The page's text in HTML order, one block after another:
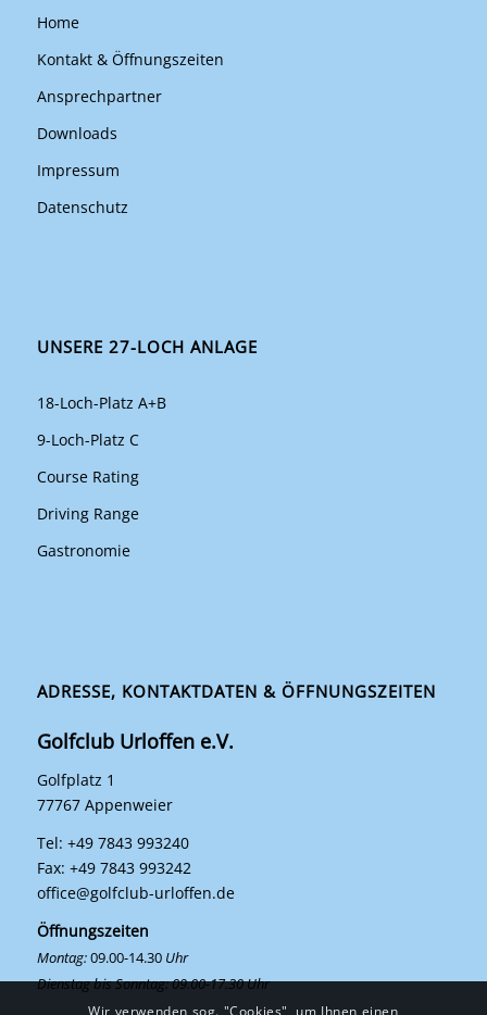
Home
Kontakt & Öffnungszeiten
Ansprechpartner
Downloads
Impressum
Datenschutz
UNSERE 27-LOCH ANLAGE
18-Loch-Platz A+B
9-Loch-Platz C
Course Rating
Driving Range
Gastronomie
ADRESSE, KONTAKTDATEN & ÖFFNUNGSZEITEN
Golfclub Urloffen e.V.
Golfplatz 1
77767 Appenweier
Tel: +49 7843 993240
Fax: +49 7843 993242
office@golfclub-urloffen.de
Öffnungszeiten
Montag:09.00-14.30 Uhr
Dienstag bis Sonntag: 09.00-17.30 Uhr
Wir verwenden sog. "Cookies", um Ihnen einen